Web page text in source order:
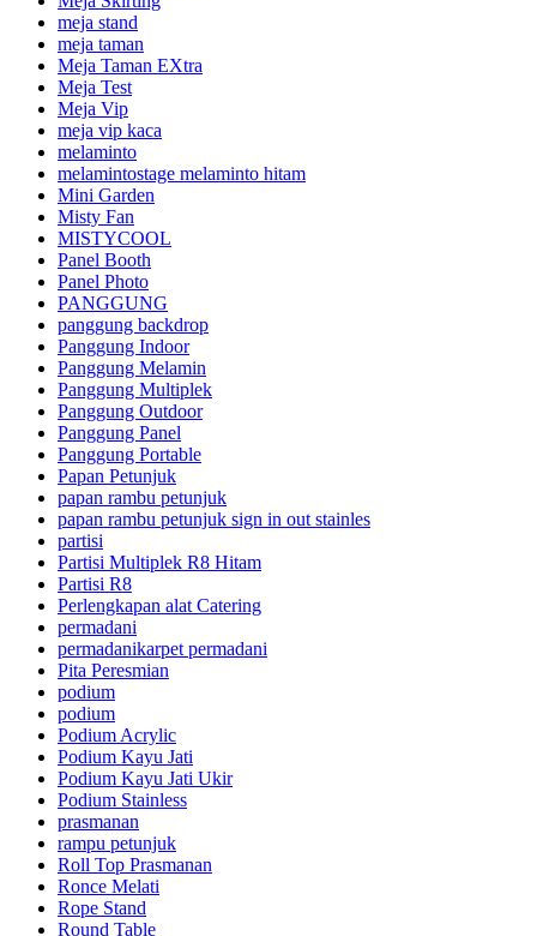
meja stand
meja taman
Meja Taman EXtra
Meja Test
Meja Vip
meja vip kaca
melaminto
melamintostage melaminto hitam
Mini Garden
Misty Fan
MISTYCOOL
Panel Booth
Panel Photo
PANGGUNG
panggung backdrop
Panggung Indoor
Panggung Melamin
Panggung Multiplek
Panggung Outdoor
Panggung Panel
Panggung Portable
Papan Petunjuk
papan rambu petunjuk
papan rambu petunjuk sign in out stainles
partisi
Partisi Multiplek R8 Hitam
Partisi R8
Perlengkapan alat Catering
permadani
permadanikarpet permadani
Pita Peresmian
podium
podium
Podium Acrylic
Podium Kayu Jati
Podium Kayu Jati Ukir
Podium Stainless
prasmanan
rampu petunjuk
Roll Top Prasmanan
Ronce Melati
Rope Stand
Round Table